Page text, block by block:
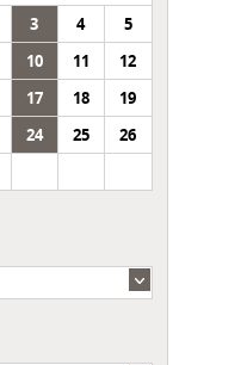
3 4
5
10 11
12
17 18
19
24 25
26